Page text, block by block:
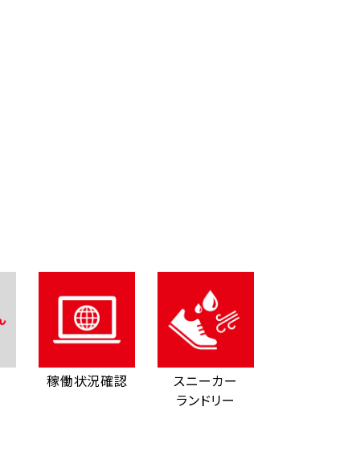
稼働状況確認
スニーカー
ランドリー